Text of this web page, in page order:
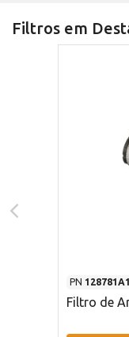
Filtros em
PN 128781A1
Filtro de